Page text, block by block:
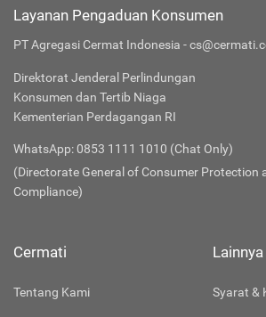
Layanan Pengaduan Konsumen
PT Agregasi Cermat Indonesia -
Direktorat Jenderal Perlindungan
Konsumen dan Tertib Niaga
Kementerian Perdagangan RI
WhatsApp: 0853 1111 1010 (Chat Only)
(Directorate General of Consumer Protection
Compliance)
Cermati
Tentang Kami
Lainnya
Syarat &